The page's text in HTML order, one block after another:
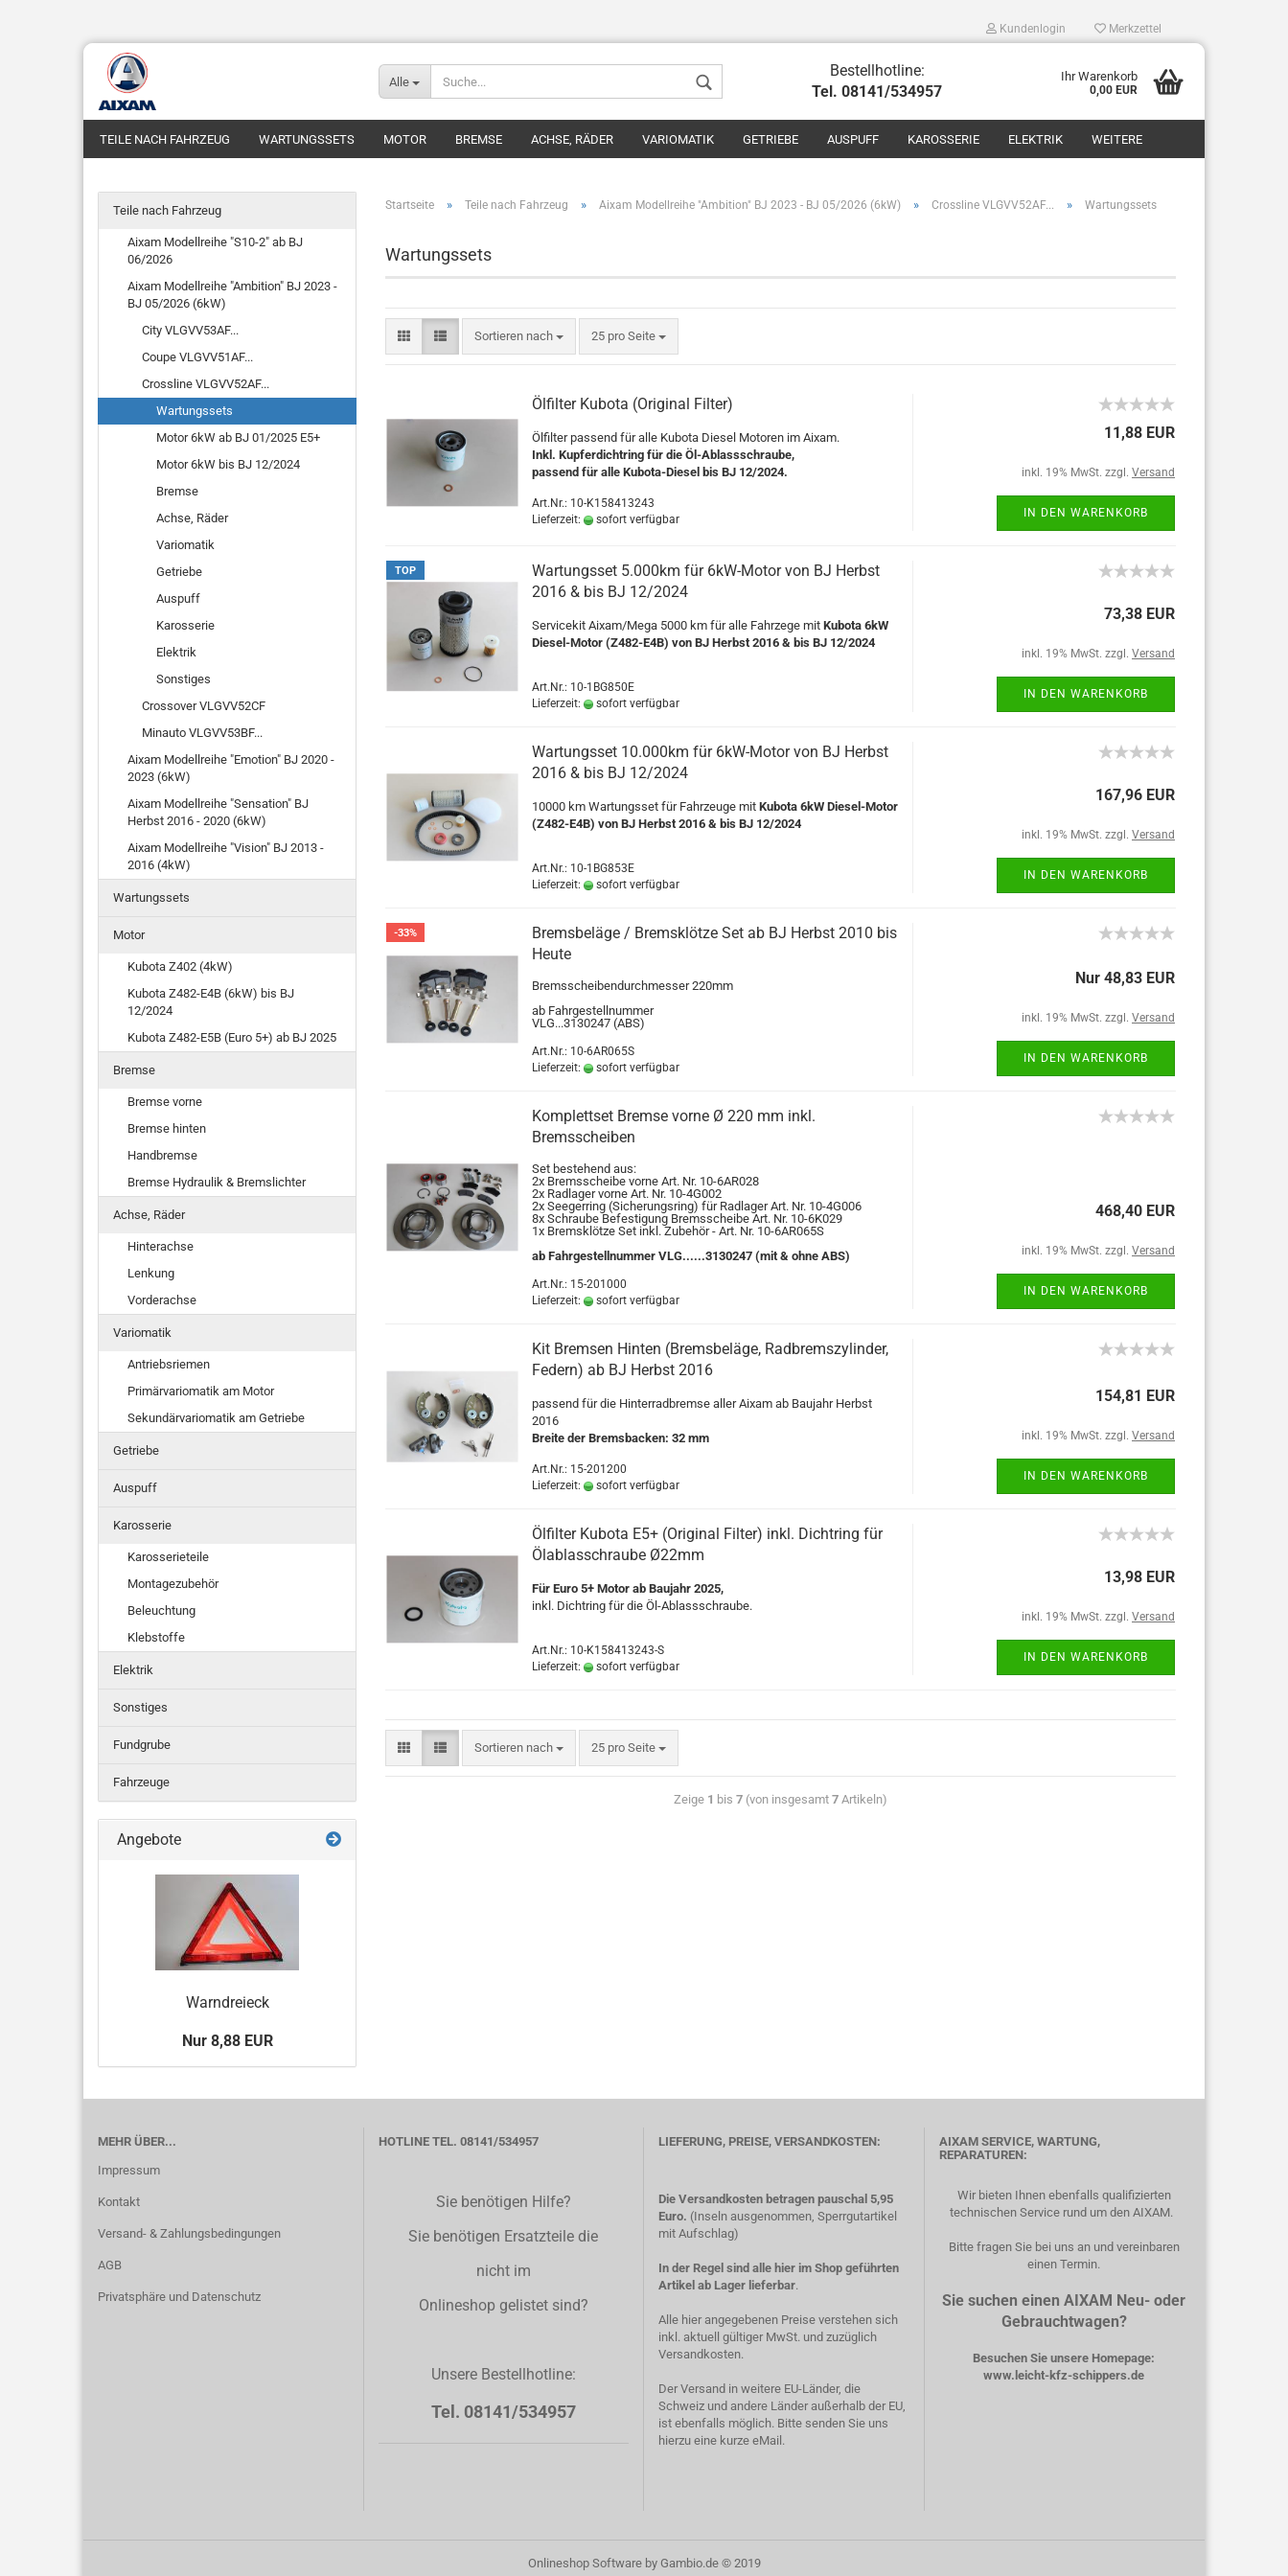
Kundenlogin Merkzettel
Alle
Bestellhotline:
Tel. 08141/534957
Ihr Warenkorb
0,00 EUR
TEILE NACH FAHRZEUG WARTUNGSSETS MOTOR BREMSE ACHSE, RÄDER VARIOMATIK GETRIEBE AUSPUFF KAROSSERIE ELEKTRIK WEITERE
Startseite » Teile nach Fahrzeug » Aixam Modellreihe "Ambition" BJ 2023 - BJ 05/2026 (6kW) » Crossline VLGVV52AF... » Wartungssets
Wartungssets
Sortieren nach 25 pro Seite
Ölfilter Kubota (Original Filter)
Ölfilter passend für alle Kubota Diesel Motoren im Aixam.
Inkl. Kupferdichtring für die Öl-Ablassschraube,
passend für alle Kubota-Diesel bis BJ 12/2024.
Art.Nr.: 10-K158413243
Lieferzeit:
sofort verfügbar
11,88 EUR
inkl. 19% MwSt. zzgl. Versand
IN DEN WARENKORB
TOP
Wartungsset 5.000km für 6kW-Motor von BJ Herbst
2016 & bis BJ 12/2024
Servicekit Aixam/Mega 5000 km für alle Fahrzege mit Kubota 6kW
Diesel-Motor (Z482-E4B) von BJ Herbst 2016 & bis BJ 12/2024
Art.Nr.: 10-1BG850E
Lieferzeit:
sofort verfügbar
73,38 EUR
inkl. 19% MwSt. zzgl. Versand
IN DEN WARENKORB
Wartungsset 10.000km für 6kW-Motor von BJ Herbst
2016 & bis BJ 12/2024
10000 km Wartungsset für Fahrzeuge mit Kubota 6kW Diesel-Motor
(Z482-E4B) von BJ Herbst 2016 & bis BJ 12/2024
Art.Nr.: 10-1BG853E
Lieferzeit:
sofort verfügbar
167,96 EUR
inkl. 19% MwSt. zzgl. Versand
IN DEN WARENKORB
-33%
Bremsbeläge / Bremsklötze Set ab BJ Herbst 2010 bis
Heute
Bremsscheibendurchmesser 220mm
ab Fahrgestellnummer
VLG...3130247 (ABS)
Art.Nr.: 10-6AR065S
Lieferzeit:
sofort verfügbar
Nur 48,83 EUR
inkl. 19% MwSt. zzgl. Versand
IN DEN WARENKORB
Komplettset Bremse vorne Ø 220 mm inkl.
Bremsscheiben
Set bestehend aus:
2x Bremsscheibe vorne Art. Nr. 10-6AR028
2x Radlager vorne Art. Nr. 10-4G002
2x Seegerring (Sicherungsring) für Radlager Art. Nr. 10-4G006
8x Schraube Befestigung Bremsscheibe Art. Nr. 10-6K029
1x Bremsklötze Set inkl. Zubehör - Art. Nr. 10-6AR065S
ab Fahrgestellnummer VLG......3130247 (mit & ohne ABS)
Art.Nr.: 15-201000
Lieferzeit:
sofort verfügbar
468,40 EUR
inkl. 19% MwSt. zzgl. Versand
IN DEN WARENKORB
Kit Bremsen Hinten (Bremsbeläge, Radbremszylinder,
Federn) ab BJ Herbst 2016
passend für die Hinterradbremse aller Aixam ab Baujahr Herbst
2016
Breite der Bremsbacken: 32 mm
Art.Nr.: 15-201200
Lieferzeit:
sofort verfügbar
154,81 EUR
inkl. 19% MwSt. zzgl. Versand
IN DEN WARENKORB
Ölfilter Kubota E5+ (Original Filter) inkl. Dichtring für
Ölablasschraube Ø22mm
Für Euro 5+ Motor ab Baujahr 2025,
inkl. Dichtring für die Öl-Ablassschraube.
Art.Nr.: 10-K158413243-S
Lieferzeit:
sofort verfügbar
13,98 EUR
inkl. 19% MwSt. zzgl. Versand
IN DEN WARENKORB
Sortieren nach 25 pro Seite
Zeige 1 bis 7 (von insgesamt 7 Artikeln)
Teile nach Fahrzeug
Aixam Modellreihe "S10-2" ab BJ
06/2026
Aixam Modellreihe "Ambition" BJ 2023 -
BJ 05/2026 (6kW)
City VLGVV53AF...
Coupe VLGVV51AF...
Crossline VLGVV52AF...
Wartungssets
Motor 6kW ab BJ 01/2025 E5+
Motor 6kW bis BJ 12/2024
Bremse
Achse, Räder
Variomatik
Getriebe
Auspuff
Karosserie
Elektrik
Sonstiges
Crossover VLGVV52CF
Minauto VLGVV53BF...
Aixam Modellreihe "Emotion" BJ 2020 -
2023 (6kW)
Aixam Modellreihe "Sensation" BJ
Herbst 2016 - 2020 (6kW)
Aixam Modellreihe "Vision" BJ 2013 -
2016 (4kW)
Wartungssets
Motor
Kubota Z402 (4kW)
Kubota Z482-E4B (6kW) bis BJ
12/2024
Kubota Z482-E5B (Euro 5+) ab BJ 2025
Bremse
Bremse vorne
Bremse hinten
Handbremse
Bremse Hydraulik & Bremslichter
Achse, Räder
Hinterachse
Lenkung
Vorderachse
Variomatik
Antriebsriemen
Primärvariomatik am Motor
Sekundärvariomatik am Getriebe
Getriebe
Auspuff
Karosserie
Karosserieteile
Montagezubehör
Beleuchtung
Klebstoffe
Elektrik
Sonstiges
Fundgrube
Fahrzeuge
Angebote
Warndreieck
Nur 8,88 EUR
MEHR ÜBER...
Impressum
Kontakt
Versand- & Zahlungsbedingungen
AGB
Privatsphäre und Datenschutz
HOTLINE TEL. 08141/534957
Sie benötigen Hilfe?
Sie benötigen Ersatzteile die
nicht im
Onlineshop gelistet sind?
Unsere Bestellhotline:
Tel. 08141/534957
LIEFERUNG, PREISE, VERSANDKOSTEN:
Die Versandkosten betragen pauschal 5,95
Euro. (Inseln ausgenommen, Sperrgutartikel
mit Aufschlag)
In der Regel sind alle hier im Shop geführten
Artikel ab Lager lieferbar.
Alle hier angegebenen Preise verstehen sich
inkl. aktuell gültiger MwSt. und zuzüglich
Versandkosten.
Der Versand in weitere EU-Länder, die
Schweiz und andere Länder außerhalb der EU,
ist ebenfalls möglich. Bitte senden Sie uns
hierzu eine kurze eMail.
AIXAM SERVICE, WARTUNG,
REPARATUREN:
Wir bieten Ihnen ebenfalls qualifizierten
technischen Service rund um den AIXAM.
Bitte fragen Sie bei uns an und vereinbaren
einen Termin.
Sie suchen einen AIXAM Neu- oder
Gebrauchtwagen?
Besuchen Sie unsere Homepage:
www.leicht-kfz-schippers.de
Onlineshop Softwareby Gambio.de © 2019